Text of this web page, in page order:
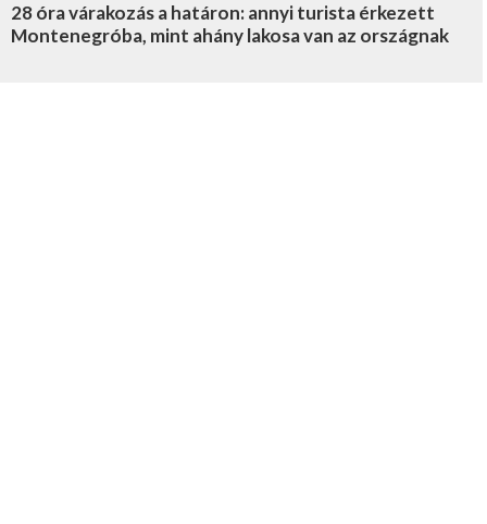
28 óra várakozás a határon: annyi turista érkezett
Montenegróba, mint ahány lakosa van az országnak